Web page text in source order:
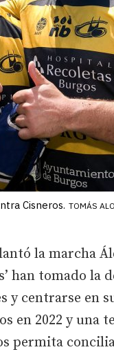
Cisneros. TOMÁS
la marcha
han tomado la
y centrarse en
en 2022 y una
permita